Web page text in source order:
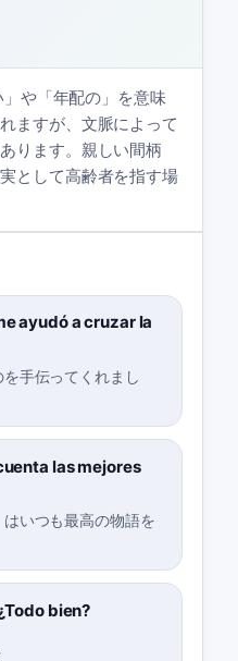
」や「年配の」を意味
ますが、文脈によって
ります。親しい間柄
として高齢者を指す場
ayudó a cruzar la
手伝ってくれまし
las mejores
いつも最高の物語を
bien?